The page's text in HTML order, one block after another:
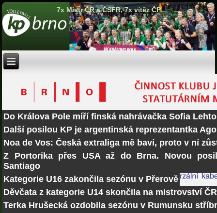
7x Mistr ČR a ČSFR, 7x vítěz ČP
Do Králova Pole míří finská nahrávačka Sofia Lehto
Další posilou KP je argentinská reprezentantka
Noa de Vos: Česká extraliga mě baví, proto v ní
Z Portorika přes USA až do Brna. Novou
Santiago
Kategorie U16 zakončila sezónu v Přerově
Děvčata z kategorie U14 skončila na mistrovství
Terka Hrušecká ozdobila sezónu v Rumunsku